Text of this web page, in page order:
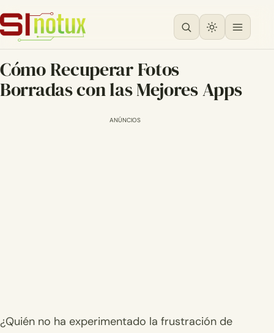
Cómo Recuperar Fotos
Borradas con las Mejores Apps
ANÚNCIOS
¿Quién no ha experimentado la frustración de